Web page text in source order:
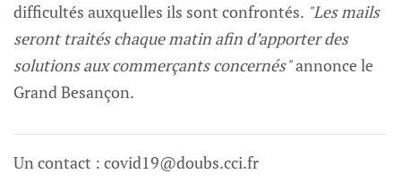
difficultés auxquelles ils sont confrontés. "Les mails
seront traités chaque matin afin d’apporter des
solutions aux commerçants concernés"annonce le
Grand Besançon.
Un contact : covid19@doubs.cci.fr